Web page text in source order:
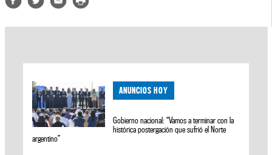
ANUNCIOS HOY
Gobierno nacional: “Vamos a terminar con la
histórica postergación que sufrió el Norte
argentino”